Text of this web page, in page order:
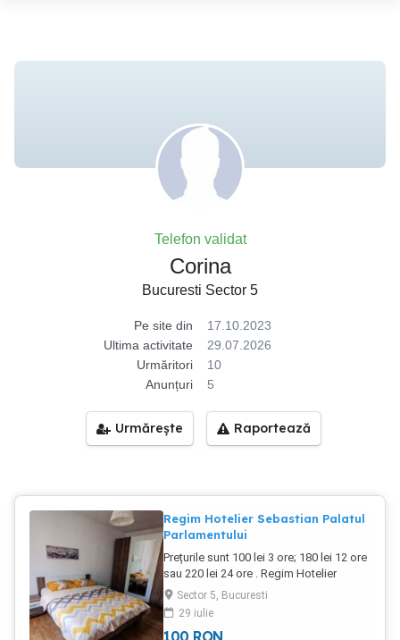
Telefon validat
Corina
Bucuresti Sector 5
Pe site din
17.10.2023
Ultima activitate
29.07.2026
Urmăritori
10
Anunțuri
5
Urmărește Raportează
Regim Hotelier Sebastian Palatul
Parlamentului
Prețurile sunt 100 lei 3 ore; 180 lei 12 ore
sau 220 lei 24 ore . Regim Hotelier
Garsoniera 42 mp situata in zona 13
Septembrie Parc Sebastian .
Curățenie,discreție,internet wifi, televizor
Sector 5, Bucuresti
29 iulie
100 RON